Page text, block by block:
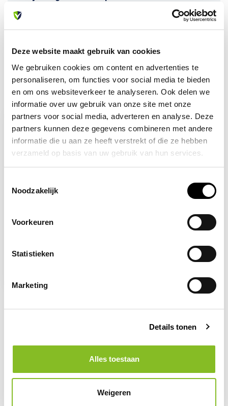
Deze website maakt gebruik van cookies
We gebruiken cookies om content en advertenties te
personaliseren, om functies voor social media te bieden
en om ons websiteverkeer te analyseren. Ook delen we
informatie over uw gebruik van onze site met onze
partners voor social media, adverteren en analyse. Deze
partners kunnen deze gegevens combineren met andere
informatie die u aan ze heeft verstrekt of die ze hebben
verzameld op basis van uw gebruik van hun services.
Noodzakelijk
Voorkeuren
Statistieken
Marketing
Details tonen
Alles toestaan
Weigeren
Of heb je hulp nodig bij je bestelling? Neem contact op
met onze klantenservice. We helpen je graag verder!
Recent bekeken
Op voorraad
ml